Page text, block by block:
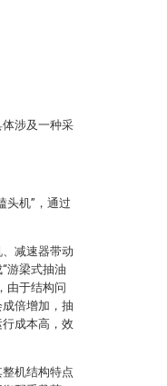
涉及一种采
头机”，通过
减速器带动
游梁式抽油
由于结构问
倍增加，抽
成本高，效
机结构特点